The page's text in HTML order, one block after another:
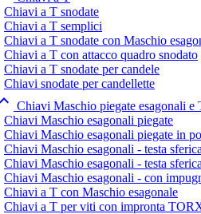
Chiavi a T snodate
Chiavi a T semplici
Chiavi a T snodate con Maschio
Chiavi a T con attacco quadro snodato
Chiavi a T snodate per candele
Chiavi snodate per candellette
 Chiavi Maschio piegate esagonali e
Chiavi Maschio esagonali piegate
Chiavi Maschio esagonali piegate in
Chiavi Maschio esagonali - testa
Chiavi Maschio esagonali - testa
Chiavi Maschio esagonali - con
Chiavi a T con Maschio esagonale
Chiavi a T per viti con impronta